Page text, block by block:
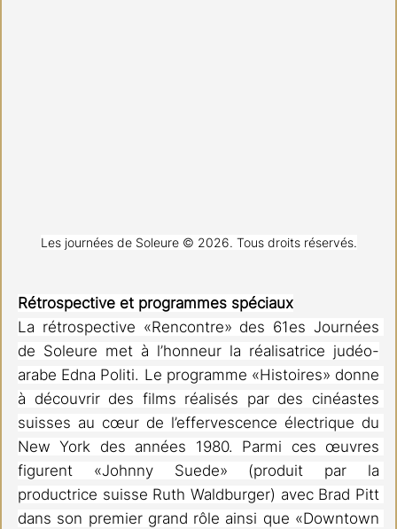
Les journées de Soleure © 2026. Tous droits réservés.
Rétrospective et programmes spéciaux
La rétrospective «Rencontre» des 61es Journées
de Soleure met à l’honneur la réalisatrice judéo-
arabe Edna Politi. Le programme «Histoires» donne
à découvrir des films réalisés par des cinéastes
suisses au cœur de l’effervescence électrique du
New York des années 1980. Parmi ces œuvres
figurent «Johnny Suede» (produit par la
productrice suisse Ruth Waldburger) avec Brad Pitt
dans son premier grand rôle ainsi que «Downtown